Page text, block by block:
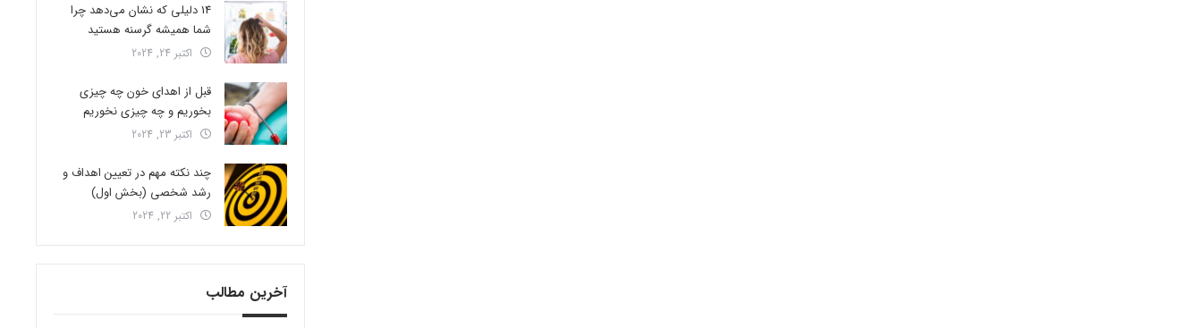
14 دلیلی که نشان می‌دهد چرا
شما همیشه گرسنه هستید
اکتبر 24, 2024
قبل از اهدای خون چه چیزی
بخوریم و چه چیزی نخوریم
اکتبر 23, 2024
چند نکته مهم در تعیین اهداف و
رشد شخصی (بخش اول)
اکتبر 22, 2024
آخرین مطالب